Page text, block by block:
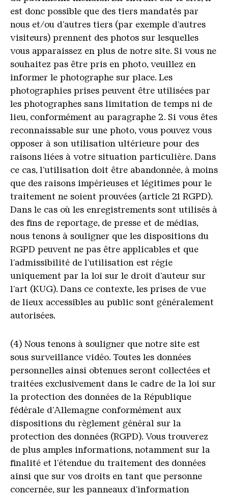
est donc possible que des tiers mandatés par
nous et/ou d'autres tiers (par exemple d'autres
visiteurs) prennent des photos sur lesquelles
vous apparaissez en plus de notre site. Si vous ne
souhaitez pas être pris en photo, veuillez en
informer le photographe sur place. Les
photographies prises peuvent être utilisées par
les photographes sans limitation de temps ni de
lieu, conformément au paragraphe 2. Si vous êtes
reconnaissable sur une photo, vous pouvez vous
opposer à son utilisation ultérieure pour des
raisons liées à votre situation particulière. Dans
ce cas, l'utilisation doit être abandonnée, à moins
que des raisons impérieuses et légitimes pour le
traitement ne soient prouvées (article 21 RGPD).
Dans le cas où les enregistrements sont utilisés à
des fins de reportage, de presse et de médias,
nous tenons à souligner que les dispositions du
RGPD peuvent ne pas être applicables et que
l'admissibilité de l'utilisation est régie
uniquement par la loi sur le droit d'auteur sur
l'art (KUG). Dans ce contexte, les prises de vue
de lieux accessibles au public sont généralement
autorisées.
(4) Nous tenons à souligner que notre site est
sous surveillance vidéo. Toutes les données
personnelles ainsi obtenues seront collectées et
traitées exclusivement dans le cadre de la loi sur
la protection des données de la République
fédérale d'Allemagne conformément aux
dispositions du règlement général sur la
protection des données (RGPD). Vous trouverez
de plus amples informations, notamment sur la
finalité et l'étendue du traitement des données
ainsi que sur vos droits en tant que personne
concernée, sur les panneaux d'information